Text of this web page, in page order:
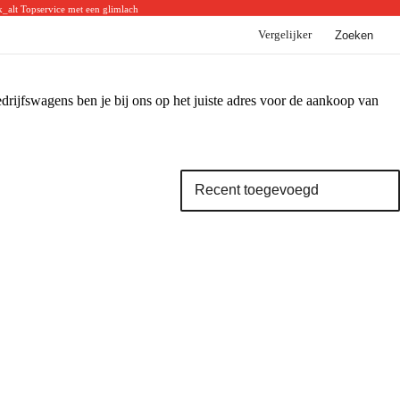
Topservice met een glimlach
BYD modellen
Vergelijker
Zoeken
ben je bij ons op het juiste adres voor de aankoop van